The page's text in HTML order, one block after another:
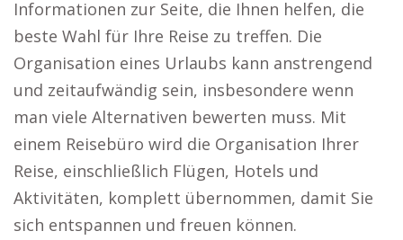
Informationen zur Seite, die Ihnen helfen, die
beste Wahl für Ihre Reise zu treffen. Die
Organisation eines Urlaubs kann anstrengend
und zeitaufwändig sein, insbesondere wenn
man viele Alternativen bewerten muss. Mit
einem Reisebüro wird die Organisation Ihrer
Reise, einschließlich Flügen, Hotels und
Aktivitäten, komplett übernommen, damit Sie
sich entspannen und freuen können.